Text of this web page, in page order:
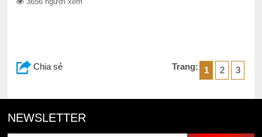
Chia sẻ Trang: 1 2 3
NEWSLETTER